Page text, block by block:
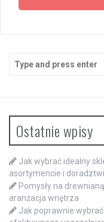
for:
Ostatnie wpisy
Jak wybrać idealny
asortymencie i
Pomysły na
aranżacja wnętrza
Jak poprawnie